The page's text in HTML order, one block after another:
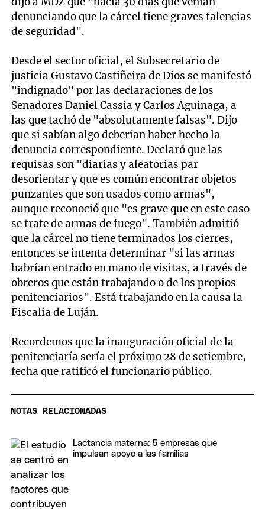
denunciando que la cárcel tiene graves falencias
de seguridad".
Desde el sector oficial, el Subsecretario de
justicia Gustavo Castiñeira de Dios se manifestó
"indignado" por las declaraciones de los
Senadores Daniel Cassia y Carlos Aguinaga, a
las que tachó de "absolutamente falsas". Dijo
que si sabían algo deberían haber hecho la
denuncia correspondiente. Declaró que las
requisas son "diarias y aleatorias par
desorientar y que es común encontrar objetos
punzantes que son usados como armas",
aunque reconoció que "es grave que en este caso
se trate de armas de fuego". También admitió
que la cárcel no tiene terminados los cierres,
entonces se intenta determinar "si las armas
habrían entrado en mano de visitas, a través de
obreros que están trabajando o de los propios
penitenciarios". Está trabajando en la causa la
Fiscalía de Luján.
Recordemos que la inauguración oficial de la
penitenciaría sería el próximo 28 de setiembre,
fecha que ratificó el funcionario público.
NOTAS RELACIONADAS
Lactancia materna: 5 empresas que
impulsan apoyo a las familias